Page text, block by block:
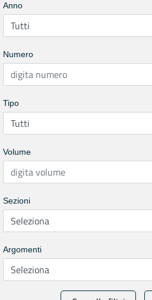
Anno
Numero
Tipo
Volume
Sezioni
Argomenti